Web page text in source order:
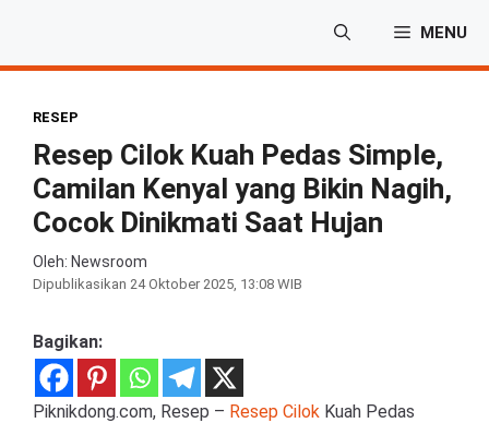
isi
MENU
RESEP
Resep Cilok Kuah Pedas Simple,
Camilan Kenyal yang Bikin Nagih,
Cocok Dinikmati Saat Hujan
Oleh: Newsroom
Dipublikasikan 24 Oktober 2025, 13:08 WIB
Bagikan:
Piknikdong.com, Resep – Resep Cilok Kuah Pedas